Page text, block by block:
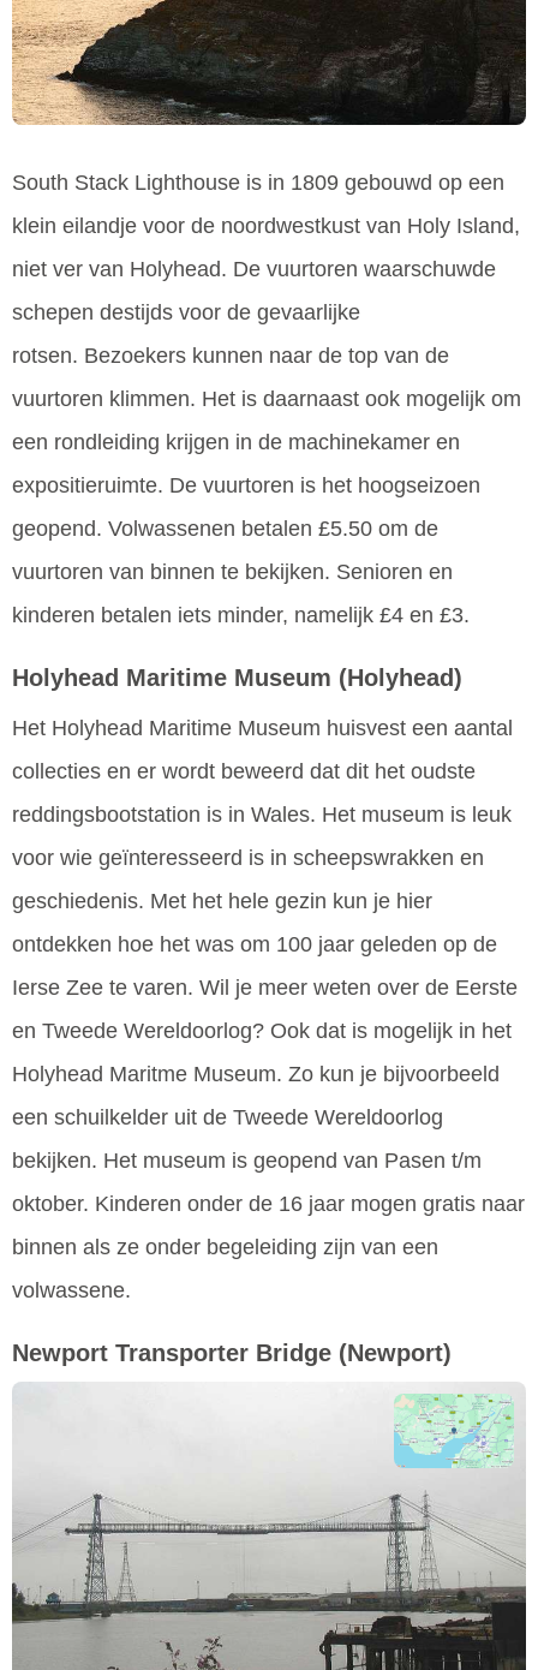
South Stack Lighthouse is in 1809 gebouwd op een
klein eilandje voor de noordwestkust van Holy Island,
niet ver van Holyhead. De vuurtoren waarschuwde
schepen destijds voor de gevaarlijke
rotsen. Bezoekers kunnen naar de top van de
vuurtoren klimmen. Het is daarnaast ook mogelijk om
een rondleiding krijgen in de machinekamer en
expositieruimte. De vuurtoren is het hoogseizoen
geopend. Volwassenen betalen £5.50 om de
vuurtoren van binnen te bekijken. Senioren en
kinderen betalen iets minder, namelijk £4 en £3.
Holyhead Maritime Museum (Holyhead)
Het Holyhead Maritime Museum huisvest een aantal
collecties en er wordt beweerd dat dit het oudste
reddingsbootstation is in Wales. Het museum is leuk
voor wie geïnteresseerd is in scheepswrakken en
geschiedenis. Met het hele gezin kun je hier
ontdekken hoe het was om 100 jaar geleden op de
Ierse Zee te varen. Wil je meer weten over de Eerste
en Tweede Wereldoorlog? Ook dat is mogelijk in het
Holyhead Maritme Museum. Zo kun je bijvoorbeeld
een schuilkelder uit de Tweede Wereldoorlog
bekijken. Het museum is geopend van Pasen t/m
oktober. Kinderen onder de 16 jaar mogen gratis naar
binnen als ze onder begeleiding zijn van een
volwassene.
Newport Transporter Bridge (Newport)